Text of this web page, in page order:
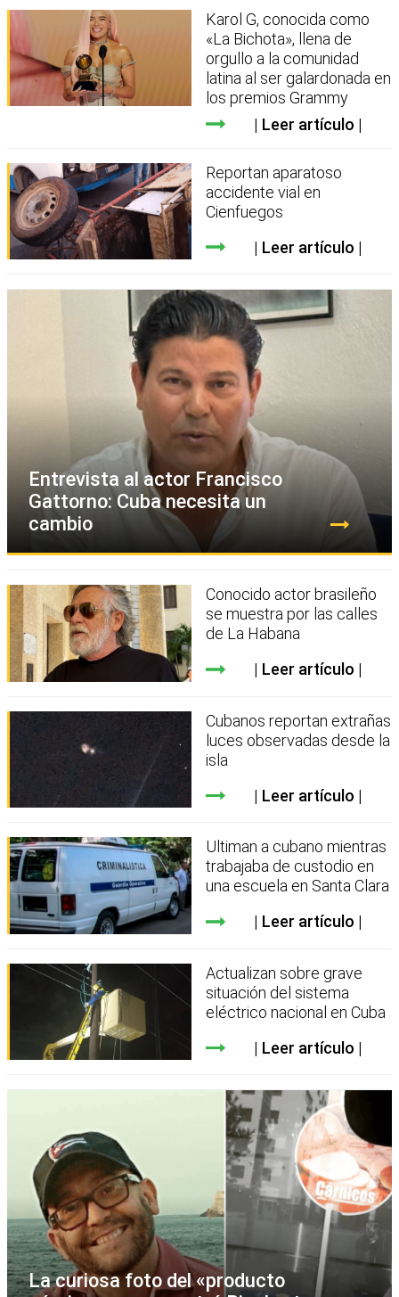
Karol G, conocida como
«La Bichota», llena de
orgullo a la comunidad
latina al ser galardonada en
los premios Grammy
Leer artículo
Reportan aparatoso
accidente vial en
Cienfuegos
Leer artículo
Entrevista al actor Francisco
Gattorno: Cuba necesita un
cambio
Conocido actor brasileño
se muestra por las calles
de La Habana
Leer artículo
Cubanos reportan extrañas
luces observadas desde la
isla
Leer artículo
Ultiman a cubano mientras
trabajaba de custodio en
una escuela en Santa Clara
Leer artículo
Actualizan sobre grave
situación del sistema
eléctrico nacional en Cuba
Leer artículo
La curiosa foto del «producto